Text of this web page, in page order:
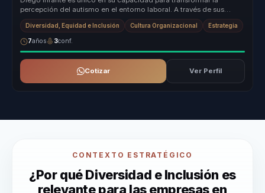
percepción del autismo en el entorno laboral. A través de sus
charlas, ofrece ...
Diversidad, Equidad e Inclusión Cultura Organizacional Estrategia
7años 3conf.
Cotizar Ver Perfil
CONTEXTO ESTRATÉGICO
¿Por qué Diversidad e Inclusión es
relevante para las empresas en